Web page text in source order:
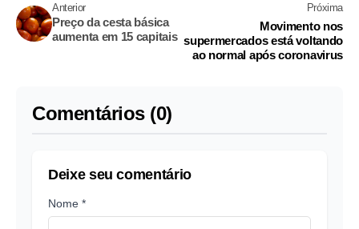
Anterior
Preço da cesta básica
aumenta em 15 capitais
Próxima
Movimento nos
supermercados está voltando
ao normal após coronavirus
Comentários (0)
Deixe seu comentário
Nome *